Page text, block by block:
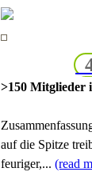
>150 Mitglieder
auf die Spitze
feuriger,... (read